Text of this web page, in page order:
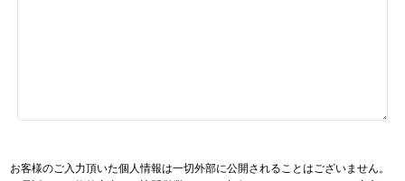
お客様のご入力頂いた個人情報は一切外部に公開されることはございません。